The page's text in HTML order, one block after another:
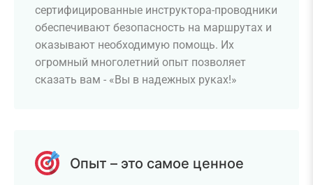
сертифицированные инструктора-проводники
обеспечивают безопасность на маршрутах и
оказывают необходимую помощь. Их
огромный многолетний опыт позволяет
сказать вам - «Вы в надежных руках!»
Опыт – это самое ценное